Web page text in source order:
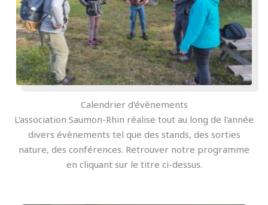
Calendrier d'évènements
L'association Saumon-Rhin réalise tout au long de l'année
divers évènements tel que des stands, des sorties
nature, des conférences. Retrouver notre programme
en cliquant sur le titre ci-dessus.